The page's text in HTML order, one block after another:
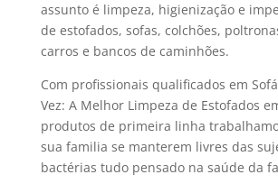
assunto é limpeza, higienização e
de estofados, sofas, colchões,
carros e bancos de caminhões.
Com profissionais qualificados em
Vez: A Melhor Limpeza de Estofados
produtos de primeira linha
sua familia se manterem livres das
bactérias tudo pensado na saúde da